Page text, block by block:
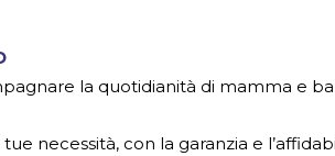
la quotidianità di mamma e
necessità, con la garanzia e